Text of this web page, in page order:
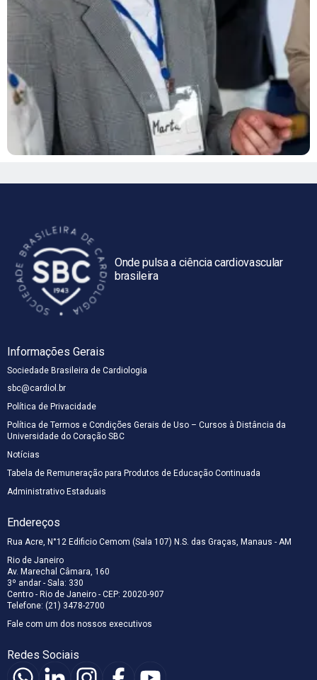
Onde pulsa a ciência cardiovascular
brasileira
Informações Gerais
Sociedade Brasileira de Cardiologia
sbc@cardiol.br
Política de Privacidade
Política de Termos e Condições Gerais de Uso – Cursos à Distância da
Universidade do Coração SBC
Notícias
Tabela de Remuneração para Produtos de Educação Continuada
Administrativo Estaduais
Endereços
Rua Acre, N°12 Edificio Cemom (Sala 107) N.S. das Graças, Manaus - AM
Rio de Janeiro
Av. Marechal Câmara, 160
3º andar - Sala: 330
Centro - Rio de Janeiro - CEP: 20020-907
Telefone: (21) 3478-2700
Fale com um dos nossos executivos
Redes Sociais